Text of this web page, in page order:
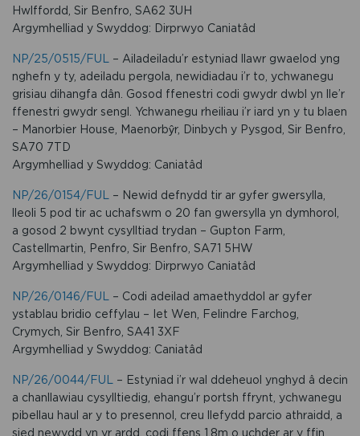
Hwlffordd, Sir Benfro, SA62 3UH
Argymhelliad y Swyddog: Dirprwyo Caniatâd
NP/25/0515/FUL
– Ailadeiladu’r estyniad llawr gwaelod yng
nghefn y ty, adeiladu pergola, newidiadau i’r to, ychwanegu
grisiau dihangfa dân. Gosod ffenestri codi gwydr dwbl yn lle’r
ffenestri gwydr sengl. Ychwanegu rheiliau i’r iard yn y tu blaen
– Manorbier House, Maenorbŷr, Dinbych y Pysgod, Sir Benfro,
SA70 7TD
Argymhelliad y Swyddog: Caniatâd
NP/26/0154/FUL
– Newid defnydd tir ar gyfer gwersylla,
lleoli 5 pod tir ac uchafswm o 20 fan gwersylla yn dymhorol,
a gosod 2 bwynt cysylltiad trydan – Gupton Farm,
Castellmartin, Penfro, Sir Benfro, SA71 5HW
Argymhelliad y Swyddog: Dirprwyo Caniatâd
NP/26/0146/FUL
– Codi adeilad amaethyddol ar gyfer
ystablau bridio ceffylau – Iet Wen, Felindre Farchog,
Crymych, Sir Benfro, SA41 3XF
Argymhelliad y Swyddog: Caniatâd
NP/26/0044/FUL
– Estyniad i’r wal ddeheuol ynghyd â decin
a chanllawiau cysylltiedig, ehangu’r portsh ffrynt, ychwanegu
pibellau haul ar y to presennol, creu llefydd parcio athraidd, a
sied newydd yn yr ardd, codi ffens 1.8m o uchder ar y ffin